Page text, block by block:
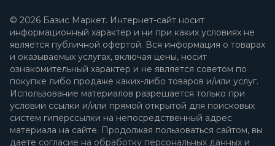
© 2026 Базис Маркет. Интернет-сайт носит
информационный характер и ни при каких условиях не
является публичной офертой. Вся информация о товарах
и оказываемых услугах, включая цены, носит
ознакомительный характер и не является советом по
покупке либо продаже каких-либо товаров и/или услуг.
Использование материалов разрешается только при
условии ссылки и/или прямой открытой для поисковых
систем гиперссылки на непосредственный адрес
материала на сайте. Продолжая пользоваться сайтом, вы
даете согласие на обработку персональных данных и